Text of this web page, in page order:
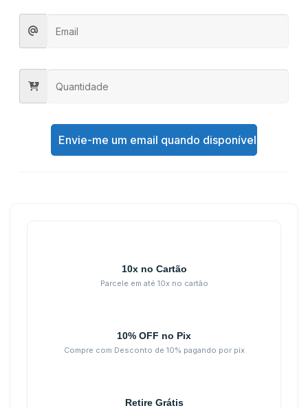
Envie-me um email quando disponível
10x no Cartão
Parcele em até 10x no cartão
10% OFF no Pix
Compre com Desconto de 10% pagando por pix
Retire Grátis